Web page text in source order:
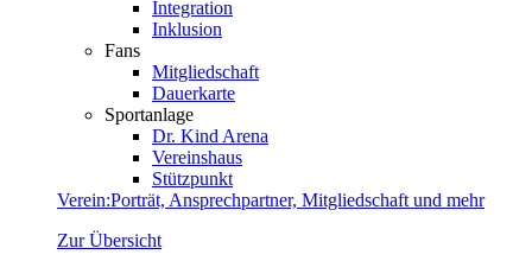
Integration
Inklusion
Fans
Mitgliedschaft
Dauerkarte
Sportanlage
Dr. Kind Arena
Vereinshaus
Stützpunkt
Verein:Porträt, Ansprechpartner, Mitgliedschaft und mehr
Zur Übersicht